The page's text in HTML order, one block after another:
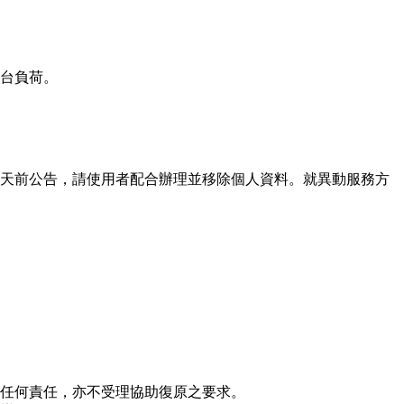
負荷。
前公告，請使用者配合辦理並移除個人資料。就異動服務方
何責任，亦不受理協助復原之要求。